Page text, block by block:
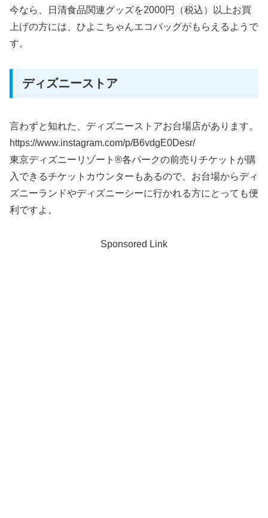
今なら、日清食品関連グッズを2000円（税込）以上お買
上げの方には、ひよこちゃんエコバッグがもらえるようで
す。
ディズニーストア
言わずと知れた、ディズニーストアお台場店があります。
https://www.instagram.com/p/B6vdgE0Desr/
東京ディズニーリゾート®各パークの前売りチケットが購
入できるチケットカウンターもあるので、お台場からディ
ズニーランドやディズニーシーに行かれる方にとっても便
利ですよ。
Sponsored Link